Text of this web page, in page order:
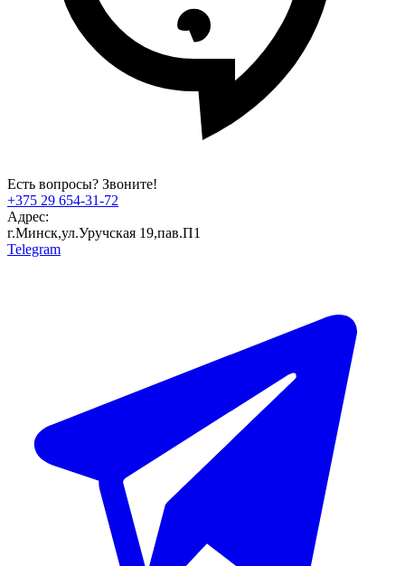
Есть вопросы? Звоните!
+375 29 654-31-72
Адрес:
г.Минск,ул.Уручская 19,пав.П1
Telegram